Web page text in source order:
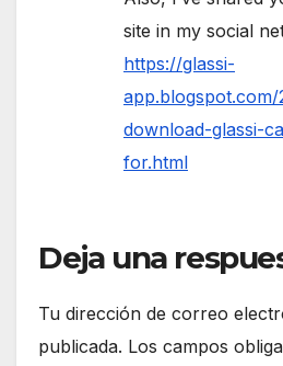
site in my social
https://glassi-
download-glassi-
for.html
Deja una
Tu dirección de correo
publicada. Los campos